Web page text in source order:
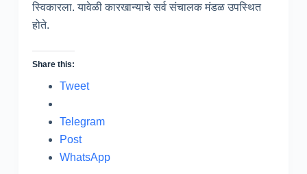
स्विकारला. यावेळी कारखान्याचे सर्व संचालक मंडळ उपस्थित
होते.
Share this:
Tweet
Telegram
Post
WhatsApp